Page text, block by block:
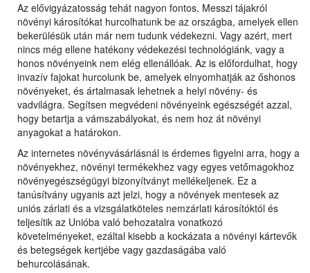
Az elővigyázatosság tehát nagyon fontos. Messzi tájakról
növényi károsítókat hurcolhatunk be az országba, amelyek ellen
bekerülésük után már nem tudunk védekezni. Vagy azért, mert
nincs még ellene hatékony védekezési technológiánk, vagy a
honos növényeink nem elég ellenállóak. Az is előfordulhat, hogy
invazív fajokat hurcolunk be, amelyek elnyomhatják az őshonos
növényeket, és ártalmasak lehetnek a helyi növény- és
vadvilágra. Segítsen megvédeni növényeink egészségét azzal,
hogy betartja a vámszabályokat, és nem hoz át növényi
anyagokat a határokon.
Az internetes növényvásárlásnál is érdemes figyelni arra, hogy a
növényekhez, növényi termékekhez vagy egyes vetőmagokhoz
növényegészségügyi bizonyítványt mellékeljenek. Ez a
tanúsítvány ugyanis azt jelzi, hogy a növények mentesek az
uniós zárlati és a vizsgálatköteles nemzárlati károsítóktól és
teljesítik az Unióba való behozatalra vonatkozó
követelményeket, ezáltal kisebb a kockázata a növényi kártevők
és betegségek kertjébe vagy gazdaságába való
behurcolásának.